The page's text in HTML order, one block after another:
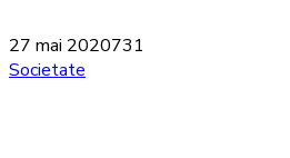
27 mai 2020731
Societate